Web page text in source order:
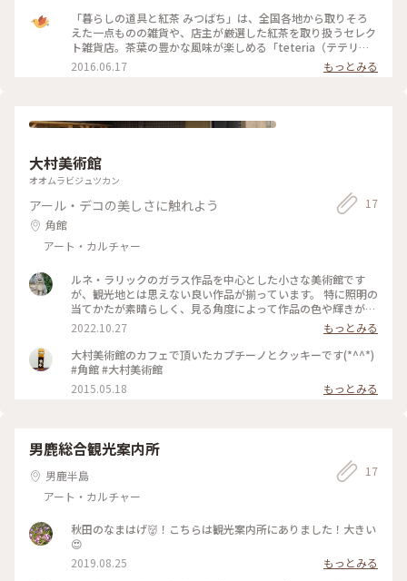
「暮らしの道具と紅茶 みつばち」は、全国各地から取りそろ
えた一点ものの雑貨や、店主が厳選した紅茶を取り扱うセレク
ト雑貨店。茶葉の豊かな風味が楽しめる「teteria（テテリ
ア）」の紅茶や、国産の茶葉とレモンを使ったフロートレモン
ティーなど、店主お気に入りの紅茶や季節のフルーツジャムも
2016.06.17 もっとみる
大村美術館
オオムラビジュツカン
アール・デコの美しさに触れよう
角館
アート・カルチャー
17
ルネ・ラリックのガラス作品を中心とした小さな美術館です
が、観光地とは思えない良い作品が揃っています。 特に照明の
当てかたが素晴らしく、見る角度によって作品の色や輝きが変
わり、美しいです。特にラリックに思い入れがなくても充分楽
しめると思います。 コレクションがそのまま私的美術館になっ
た感じなので、受付の人はそっけないです。反面、特に干渉も
されないので好きに見ることができました。美術館好きな方に
2022.10.27
もっとみる
大村美術館のカフェで頂いたカプチーノとクッキーです(*^^*)
#角館 #大村美術館
2015.05.18
もっとみる
男鹿総合観光案内所
男鹿半島
アート・カルチャー
17
秋田のなまはげ👹！こちらは観光案内所にありました！大きい
😍
2019.08.25
もっとみる